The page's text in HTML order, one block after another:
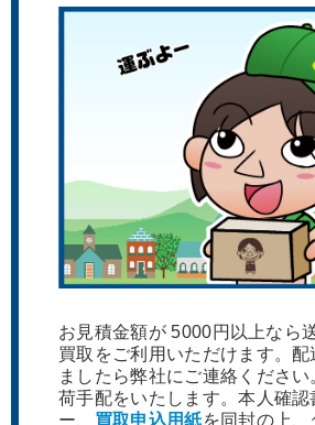
伊藤忠ギャラリー 北爪宏幸 宿敵
～聖～ 版画
アート
内成
エムアンドアイアートシステム
横田守 午後のまどろみの中で 版
画
アート
内成
お見積金額が 5000円以上なら
買取をご利用いただけます。
ましたら弊社にご連絡くださ
荷手配をいたします。本人確認
ー、 買取申込用紙を同封の上